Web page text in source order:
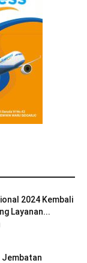
2024 Kembali
Layanan...
Jembatan